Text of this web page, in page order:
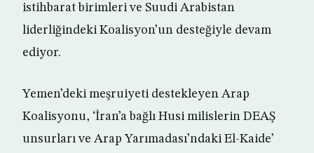
istihbarat birimleri ve Suudi Arabistan
liderliğindeki Koalisyon’un desteğiyle devam
ediyor.
Yemen’deki meşruiyeti destekleyen Arap
Koalisyonu, ‘İran’a bağlı Husi milislerin DEAŞ
unsurları ve Arap Yarımadası’ndaki El-Kaide’